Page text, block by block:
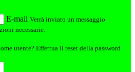
E-mail Verrà inviato un messaggio
necessarie.
utente? Effettua il reset della password